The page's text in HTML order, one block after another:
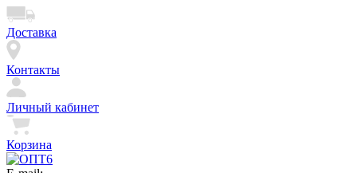
Доставка
Контакты
Личный кабинет
Корзина